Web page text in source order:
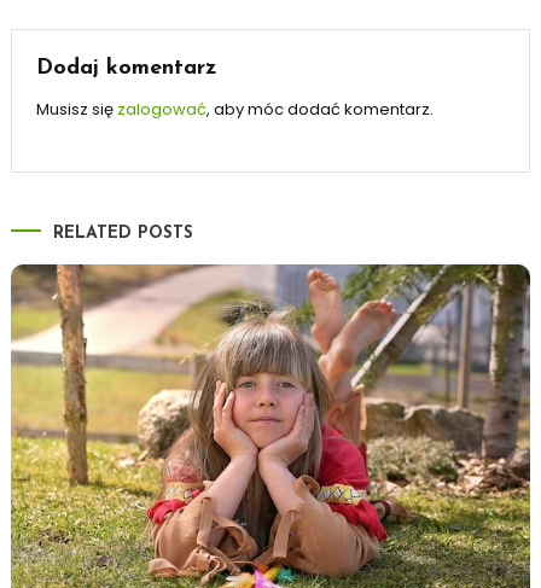
wpisu
Dodaj komentarz
Musisz się zalogować, aby móc dodać komentarz.
RELATED POSTS